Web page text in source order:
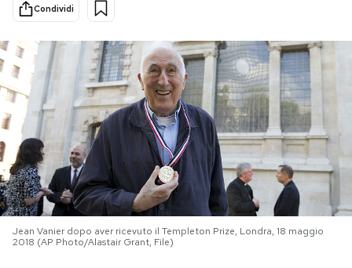
Sport
PODCAST
NEWSLETTER
I MIEI PREFERITI
SHOP
Condividi
Jean Vanier dopo aver ricevuto il Templeton Prize, Londra, 18 maggio
2018 (AP Photo/Alastair Grant, File)